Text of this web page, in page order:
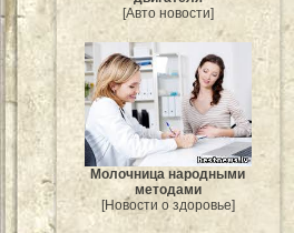
[Авто новости]
Молочница народными
методами
[Новости о здоровье]